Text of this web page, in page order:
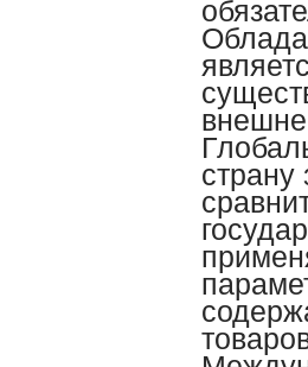
страну